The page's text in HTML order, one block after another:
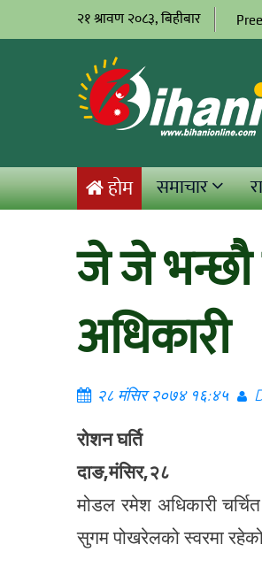
२१ श्रावण २०८३, बिहीबार
होम समाचार
जे जे भन्छौ
अधिकारी
२८ मंसिर २०७४ १६:४५
रोशन घर्ति
दाङ,मंसिर,२८
मोडल रमेश अधिकारी
सुगम पोखरेलको स्वरमा